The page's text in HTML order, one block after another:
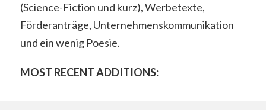
(Science-Fiction und kurz), Werbetexte,
Förderanträge, Unternehmenskommunikation
und ein wenig Poesie.
MOST RECENT ADDITIONS: